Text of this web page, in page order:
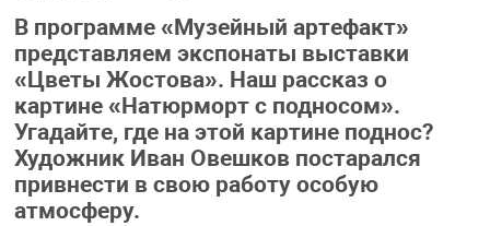
В программе «Музейный артефакт»
представляем экспонаты выставки
«Цветы Жостова». Наш рассказ о
картине «Натюрморт с подносом».
Угадайте, где на этой картине поднос?
Художник Иван Овешков постарался
привнести в свою работу особую
атмосферу.